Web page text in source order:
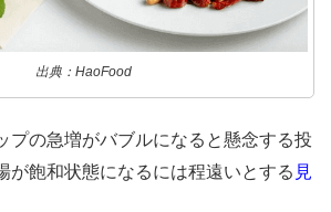
出典：HaoFood
プの急増がバブルになると懸念する投
が飽和状態になるには程遠いとする 見